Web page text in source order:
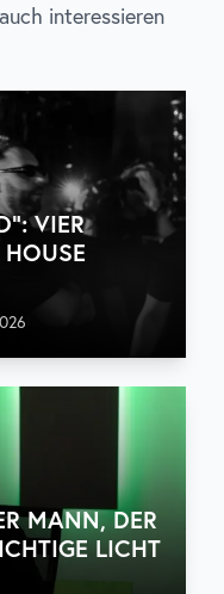
interessieren
VIER
MANN, DER
LICHT